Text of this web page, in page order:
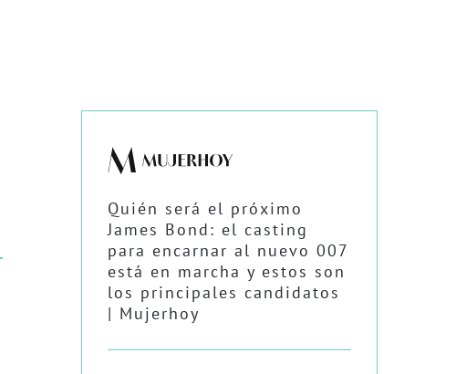
Quién será el próximo
James Bond: el casting
para encarnar al nuevo 007
está en marcha y estos son
los principales candidatos
| Mujerhoy